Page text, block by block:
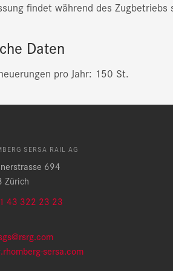
findet während des Zugbetriebs
Daten
pro Jahr: 150 St.
SERSA RAIL AG
694
Zürich
43 322 23 23
sersa.com